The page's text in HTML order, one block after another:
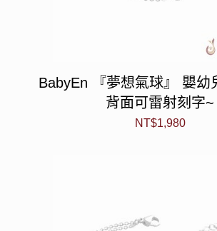
BabyEn 『夢想氣球』 嬰幼
背面可雷射刻字~
NT$1,980